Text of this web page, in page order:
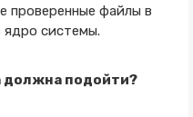
проверенные файлы в
ядро системы.
должна подойти?